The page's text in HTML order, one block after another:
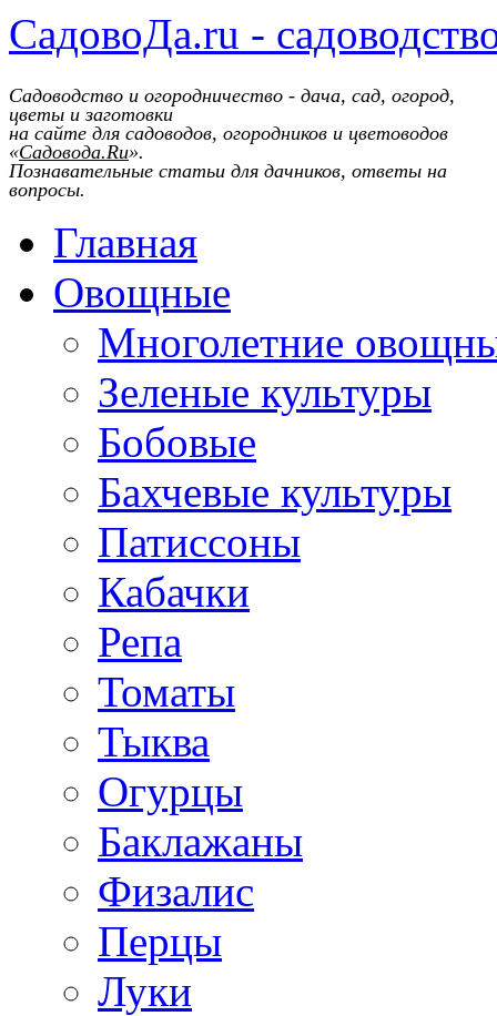
СадовоДа.ru -
Садоводство и огородничество - дача, сад, огород,
цветы и заготовки
на сайте для садоводов, огородников и цветоводов
«Садовода.Ru».
Познавательные статьи для дачников, ответы на
вопросы.
Главная
Овощные
Многолетние
Зеленые культуры
Бобовые
Бахчевые культуры
Патиссоны
Кабачки
Репа
Томаты
Тыква
Огурцы
Баклажаны
Физалис
Перцы
Луки